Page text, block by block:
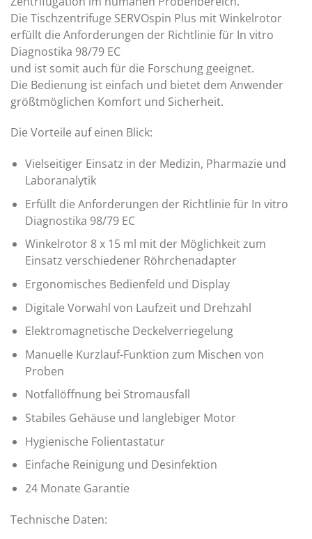
Die Tischzentrifuge SERVOspin Plus mit Winkelrotor
erfüllt die Anforderungen der Richtlinie für In vitro
Diagnostika 98/79 EC
und ist somit auch für die Forschung geeignet.
Die Bedienung ist einfach und bietet dem Anwender
größtmöglichen Komfort und Sicherheit.
Die Vorteile auf einen Blick:
Vielseitiger Einsatz in der Medizin, Pharmazie und
Laboranalytik
Erfüllt die Anforderungen der Richtlinie für In vitro
Diagnostika 98/79 EC
Winkelrotor 8 x 15 ml mit der Möglichkeit zum
Einsatz verschiedener Röhrchenadapter
Ergonomisches Bedienfeld und Display
Digitale Vorwahl von Laufzeit und Drehzahl
Elektromagnetische Deckelverriegelung
Manuelle Kurzlauf-Funktion zum Mischen von
Proben
Notfallöffnung bei Stromausfall
Stabiles Gehäuse und langlebiger Motor
Hygienische Folientastatur
Einfache Reinigung und Desinfektion
24 Monate Garantie
Technische Daten: